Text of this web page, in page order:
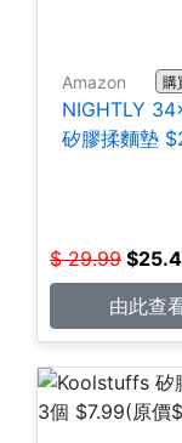
Amazon 購
NIGHTLY
矽膠揉麵墊
$ 29.99 $
由此查